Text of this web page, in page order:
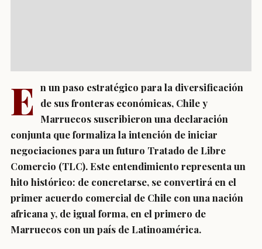
E n un paso estratégico para la diversificación
de sus fronteras económicas, Chile y
Marruecos suscribieron una declaración
conjunta que formaliza la intención de iniciar
negociaciones para un futuro Tratado de Libre
Comercio (TLC). Este entendimiento representa un
hito histórico: de concretarse, se convertirá en el
primer acuerdo comercial de Chile con una nación
africana y, de igual forma, en el primero de
Marruecos con un país de Latinoamérica.